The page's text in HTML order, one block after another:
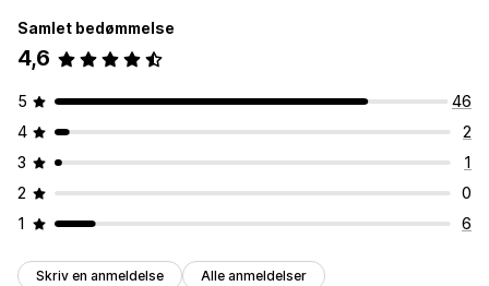
Samlet bedømmelse
4,6
5
46
4
2
3
1
2
0
1
6
Skriv en anmeldelse Alle anmeldelser